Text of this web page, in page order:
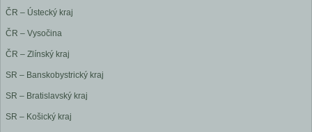
ČR – Ústecký kraj
ČR – Vysočina
ČR – Zlínský kraj
SR – Banskobystrický kraj
SR – Bratislavský kraj
SR – Košický kraj